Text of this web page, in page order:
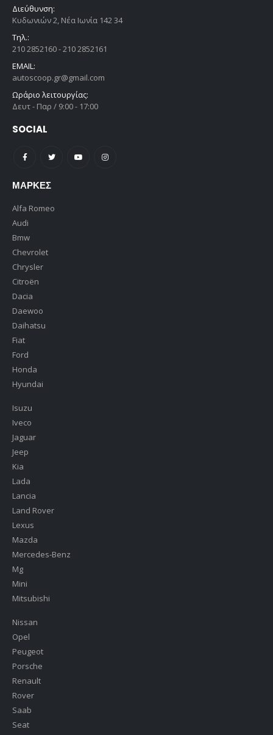
Διεύθυνση:
Κυδωνιών 2, Νέα Ιωνία 142 34
Τηλ.:
210 2852160 - 210 2852161
EMAIL:
autoscoop.gr@gmail.com
Ωράριο λειτουργίας:
Δευτ - Παρ / 9:00 - 17:00
SOCIAL
ΜΆΡΚΕΣ
Alfa Romeo
Audi
Bmw
Chevrolet
Chrysler
Citroën
Dacia
Daewoo
Daihatsu
Fiat
Ford
Honda
Hyundai
Isuzu
Iveco
Jaguar
Jeep
Kia
Lada
Lancia
Land Rover
Lexus
Mazda
Mercedes-Benz
Mg
Mini
Mitsubishi
Nissan
Opel
Peugeot
Porsche
Renault
Rover
Saab
Seat